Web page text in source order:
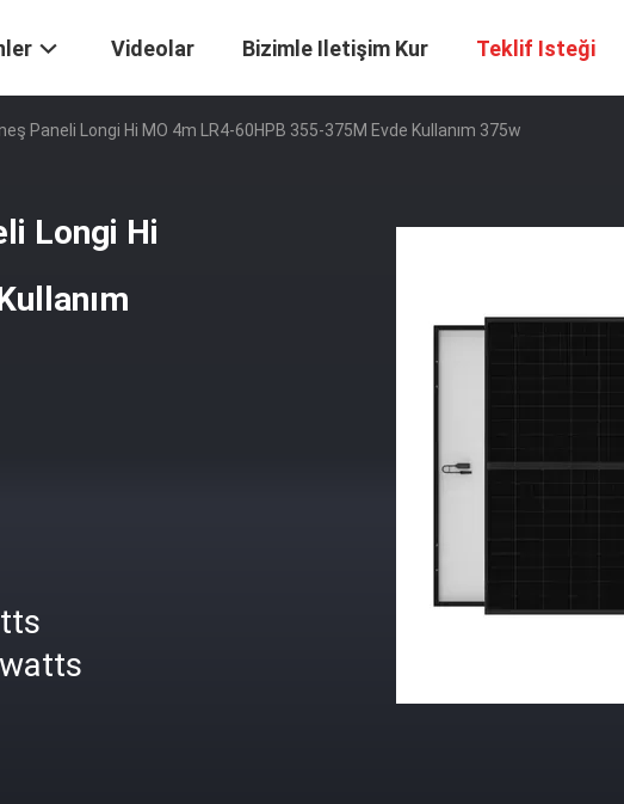
Videolar Bizimle Iletişim Kur Teklif Isteği
Paneli Longi Hi MO 4m LR4-60HPB 355-375M Evde Kullanım 375w
Longi Hi